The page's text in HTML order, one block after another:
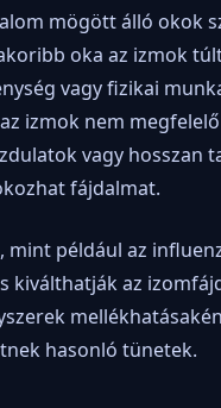
mögött álló okok
oka az izmok
vagy fizikai
izmok nem
vagy hosszan
fájdalmat.
mint például az
kiválthatják az
hasonló tünetek.